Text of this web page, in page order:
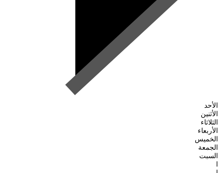
الأحد
الأثنين
الثلاثاء
الأربعاء
الخميس
الجمعة
السبت